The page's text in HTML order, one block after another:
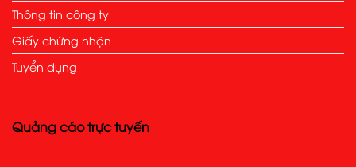
Thông tin công ty
Giấy chứng nhận
Tuyển dụng
Quảng cáo trực tuyến